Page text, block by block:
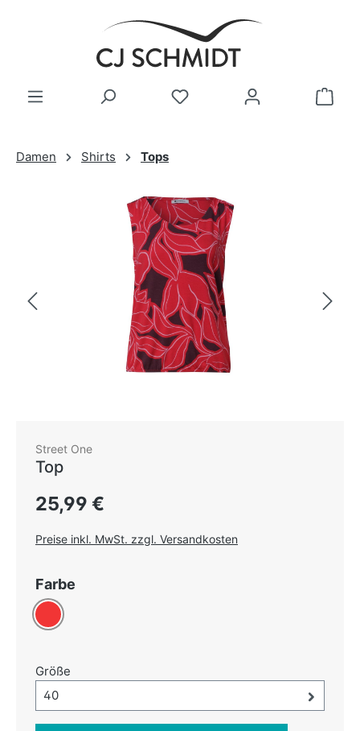
Zum Hauptinhalt springen
Damen Shirts Tops
Bildergalerie überspringen
Street One
Top
Regulärer Preis:
25,99 €
Preise inkl. MwSt. zzgl. Versandkosten
Farbe
Rot
Größe
Größe-Auswahl öffnen, aktuell ausgewählt:
40